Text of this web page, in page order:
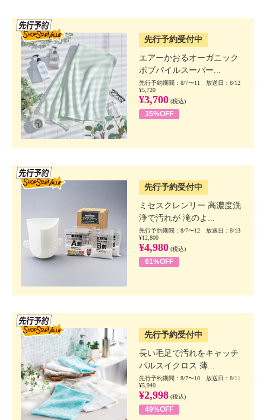
先行予約受付中
エアーかおるオーガニック
ボブパイルスーパー...
先行予約期間：8/7〜11 放送日：8/12
¥5,720
¥3,700 (税込)
35%OFF
先行予約受付中
ミセスクレンリー 高濃度洗
浄で汚れが 滝のよ...
先行予約期間：8/7〜12 放送日：8/13
¥12,800
¥4,980 (税込)
61%OFF
先行予約受付中
長い毛足で汚れをキャッチ
パルスイクロス 薄...
先行予約期間：8/7〜10 放送日：8/11
¥5,940
¥2,998 (税込)
49%OFF